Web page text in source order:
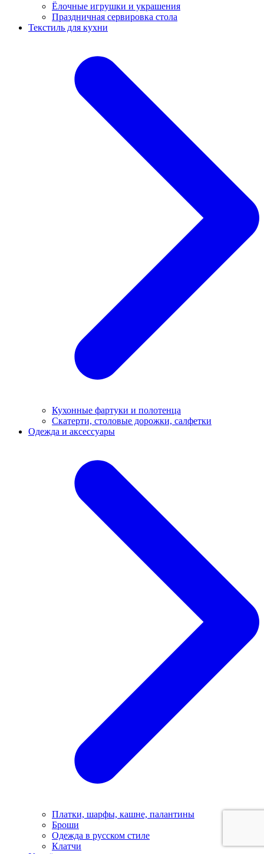
Ёлочные игрушки и украшения
Праздничная сервировка стола
Текстиль для кухни
Кухонные фартуки и полотенца
Скатерти, столовые дорожки, салфетки
Одежда и аксессуары
Платки, шарфы, кашне, палантины
Броши
Одежда в русском стиле
Клатчи